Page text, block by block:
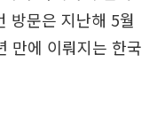
방문은 지난해 5월
만에 이뤄지는 한국